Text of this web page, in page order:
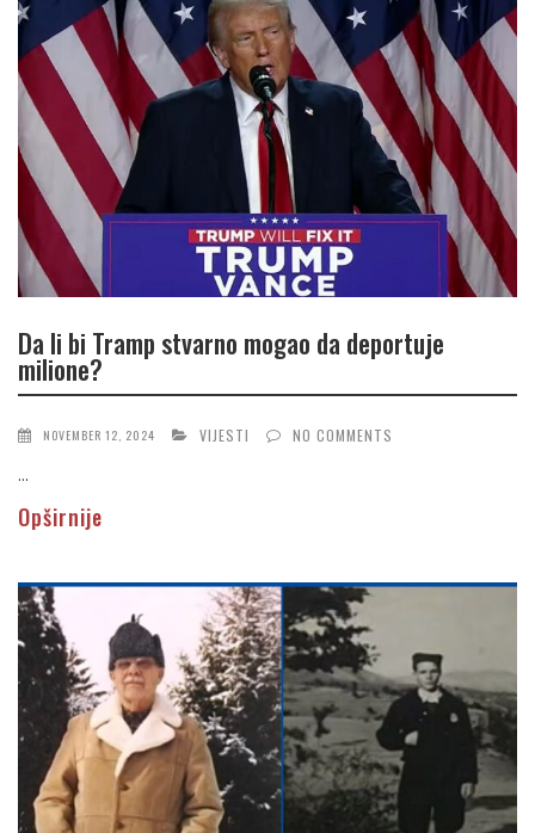
Da li bi Tramp stvarno mogao da deportuje
milione?
NOVEMBER 12, 2024 VIJESTI NO COMMENTS
...
Opširnije